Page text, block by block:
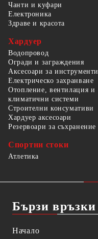
Чанти и куфари
Електроника
Здраве и красота
Хардуер
Водопровод
Огради и заграждения
Аксесоари за инструменти
Електрическо захранване
Отопление, вентилация и
климатични системи
Строителни консумативи
Хардуер аксесоари
Резервоари за съхранение
Спортни стоки
Атлетика
Бързи връзки
Начало